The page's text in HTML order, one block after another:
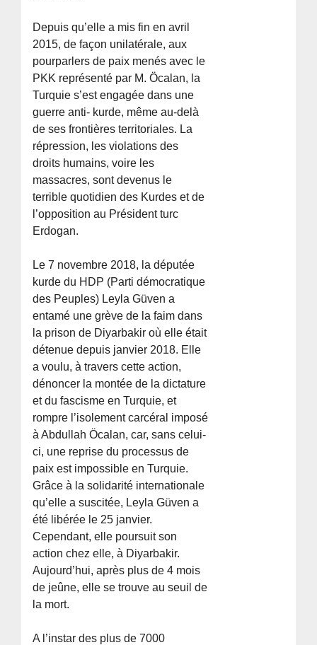
Depuis qu’elle a mis fin en avril
2015, de façon unilatérale, aux
pourparlers de paix menés avec le
PKK représenté par M. Öcalan, la
Turquie s’est engagée dans une
guerre anti- kurde, même au-delà
de ses frontières territoriales. La
répression, les violations des
droits humains, voire les
massacres, sont devenus le
terrible quotidien des Kurdes et de
l’opposition au Président turc
Erdogan.
Le 7 novembre 2018, la députée
kurde du HDP (Parti démocratique
des Peuples) Leyla Güven a
entamé une grève de la faim dans
la prison de Diyarbakir où elle était
détenue depuis janvier 2018. Elle
a voulu, à travers cette action,
dénoncer la montée de la dictature
et du fascisme en Turquie, et
rompre l’isolement carcéral imposé
à Abdullah Öcalan, car, sans celui-
ci, une reprise du processus de
paix est impossible en Turquie.
Grâce à la solidarité internationale
qu’elle a suscitée, Leyla Güven a
été libérée le 25 janvier.
Cependant, elle poursuit son
action chez elle, à Diyarbakir.
Aujourd’hui, après plus de 4 mois
de jeûne, elle se trouve au seuil de
la mort.
A l’instar des plus de 7000